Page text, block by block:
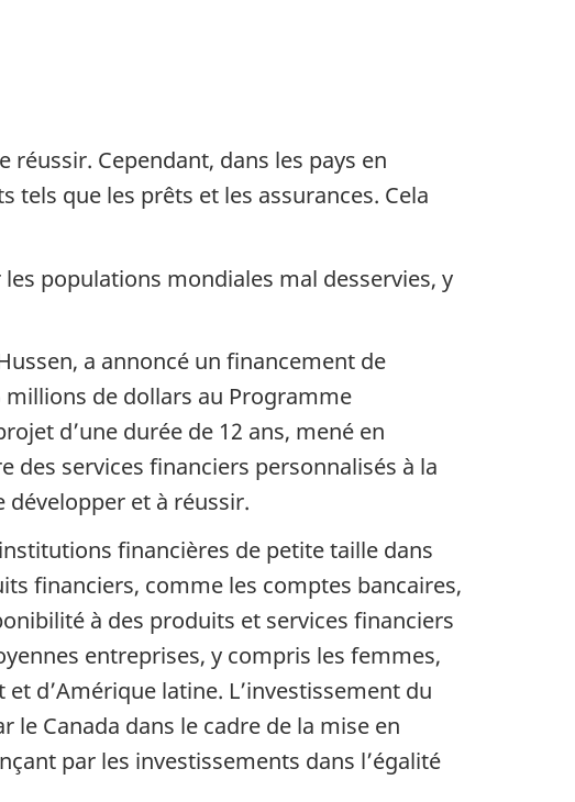
réussir. Cependant, dans les pays en
que les prêts et les assurances. Cela
populations mondiales mal desservies, y
a annoncé un financement de
millions de dollars au Programme
d’une durée de 12 ans, mené en
services financiers personnalisés à la
et à réussir.
financières de petite taille dans
financiers, comme les comptes bancaires,
à des produits et services financiers
entreprises, y compris les femmes,
d’Amérique latine. L’investissement du
le Canada dans le cadre de la mise en
par les investissements dans l’égalité